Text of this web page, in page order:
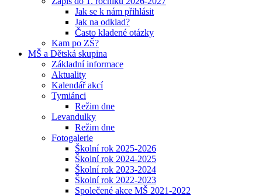
Jak se k nám přihlásit
Jak na odklad?
Často kladené otázky
Kam po ZŠ?
MŠ a Dětská skupina
Základní informace
Aktuality
Kalendář akcí
Tymiánci
Režim dne
Levandulky
Režim dne
Fotogalerie
Školní rok 2025-2026
Školní rok 2024-2025
Školní rok 2023-2024
Školní rok 2022-2023
Společené akce MŠ 2021-2022